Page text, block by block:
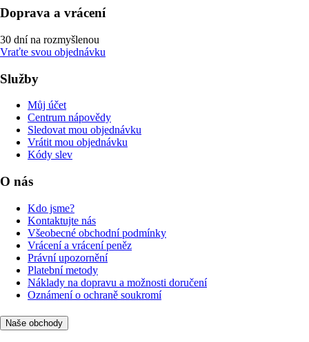
Doprava a vrácení
30 dní na rozmyšlenou
Vraťte svou objednávku
Služby
Můj účet
Centrum nápovědy
Sledovat mou objednávku
Vrátit mou objednávku
Kódy slev
O nás
Kdo jsme?
Kontaktujte nás
Všeobecné obchodní podmínky
Vrácení a vrácení peněz
Právní upozornění
Platební metody
Náklady na dopravu a možnosti doručení
Oznámení o ochraně soukromí
Naše obchody